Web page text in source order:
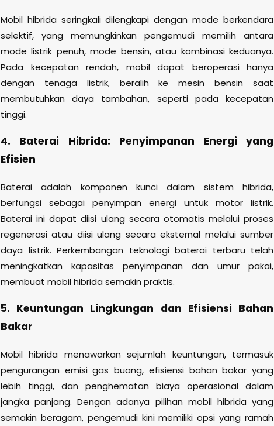
Mobil hibrida seringkali dilengkapi dengan mode berkendara
selektif, yang memungkinkan pengemudi memilih antara
mode listrik penuh, mode bensin, atau kombinasi keduanya.
Pada kecepatan rendah, mobil dapat beroperasi hanya
dengan tenaga listrik, beralih ke mesin bensin saat
membutuhkan daya tambahan, seperti pada kecepatan
tinggi.
4. Baterai Hibrida: Penyimpanan Energi yang
Efisien
Baterai adalah komponen kunci dalam sistem hibrida,
berfungsi sebagai penyimpan energi untuk motor listrik.
Baterai ini dapat diisi ulang secara otomatis melalui proses
regenerasi atau diisi ulang secara eksternal melalui sumber
daya listrik. Perkembangan teknologi baterai terbaru telah
meningkatkan kapasitas penyimpanan dan umur pakai,
membuat mobil hibrida semakin praktis.
5. Keuntungan Lingkungan dan Efisiensi Bahan
Bakar
Mobil hibrida menawarkan sejumlah keuntungan, termasuk
pengurangan emisi gas buang, efisiensi bahan bakar yang
lebih tinggi, dan penghematan biaya operasional dalam
jangka panjang. Dengan adanya pilihan mobil hibrida yang
semakin beragam, pengemudi kini memiliki opsi yang ramah